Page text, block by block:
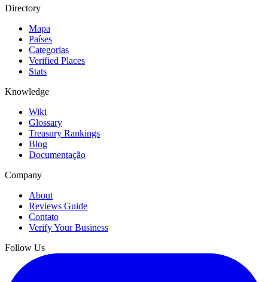
Directory
Mapa
Países
Categorias
Verified Places
Stats
Knowledge
Wiki
Glossary
Treasury Rankings
Blog
Documentação
Company
About
Reviews Guide
Contato
Verify Your Business
Follow Us